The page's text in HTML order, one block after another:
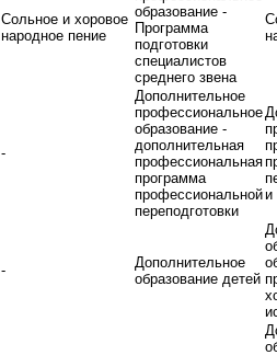
Сольное и хоровое
народное пение
образование -
Программа
подготовки
специалистов
среднего звена
-
Дополнительное
профессиональное
образование -
дополнительная
профессиональная
программа
профессиональной
переподготовки
и
-
Дополнительное
образование детей